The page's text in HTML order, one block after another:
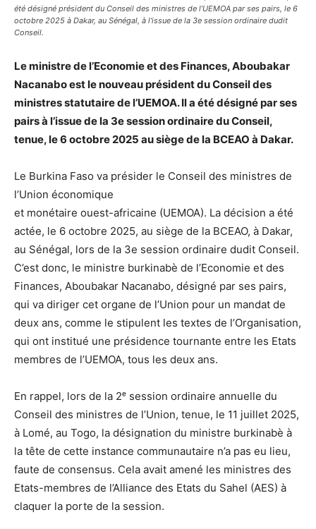
été désigné président du Conseil des ministres de l’UEMOA par ses pairs, le 6
octobre 2025 à Dakar, au Sénégal, à l'issue de la 3e session ordinaire dudit
Conseil.
Le ministre de l’Economie et des Finances, Aboubakar
Nacanabo est le nouveau président du Conseil des
ministres statutaire de l’UEMOA. Il a été désigné par ses
pairs à l’issue de la 3e session ordinaire du Conseil,
tenue, le 6 octobre 2025 au siège de la BCEAO à Dakar.
Le Burkina Faso va présider le Conseil des ministres de
l’Union économique
et monétaire ouest-africaine (UEMOA). La décision a été
actée, le 6 octobre 2025, au siège de la BCEAO, à Dakar,
au Sénégal, lors de la 3e session ordinaire dudit Conseil.
C’est donc, le ministre burkinabè de l’Economie et des
Finances, Aboubakar Nacanabo, désigné par ses pairs,
qui va diriger cet organe de l’Union pour un mandat de
deux ans, comme le stipulent les textes de l’Organisation,
qui ont institué une présidence tournante entre les Etats
membres de l’UEMOA, tous les deux ans.
En rappel, lors de la 2ᵉ session ordinaire annuelle du
Conseil des ministres de l’Union, tenue, le 11 juillet 2025,
à Lomé, au Togo, la désignation du ministre burkinabè à
la tête de cette instance communautaire n’a pas eu lieu,
faute de consensus. Cela avait amené les ministres des
Etats-membres de l’Alliance des Etats du Sahel (AES) à
claquer la porte de la session.